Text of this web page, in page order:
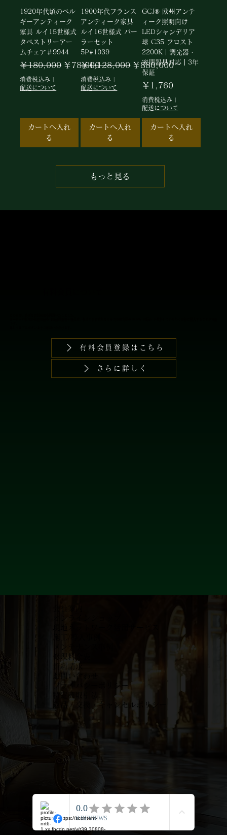
1920年代頃のベル
ギーアンティーク
家具 ルイ15世様式
タペストリーアー
ムチェア＃9944
通常価格
￥180,000 セール価格
￥78,000
消費税込み |
配送について
カートへ入れ
る
1900年代フランス
アンティーク家具
ルイ16世様式 パー
ラーセット
5P#1039
通常価格
￥1,128,000 セール価格
￥880,000
消費税込み |
配送について
カートへ入れ
る
GCJ® 欧州アンテ
ィーク照明向け
LEDシャンデリア
球 C35 フロスト
2200K｜調光器・
密閉器具対応｜3年
保証
価格
￥1,760
消費税込み|
配送について
カートへ入れ
る
もっと見る
有料会員登録はこちら
さらに詳しく
​修理料金表
資料請求
お問い合わせ
プライバシーポリシー
特定商取引法
返品・交換・キャンセルポリシー
〒310-0905
茨城県水戸市石川1-4002-2サンルーム石川102
029-291-3446